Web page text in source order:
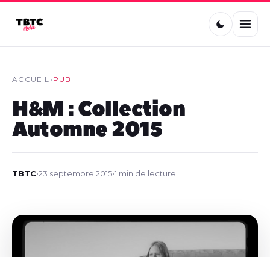
ACCUEIL› PUB
H&M : Collection
Automne 2015
TBTC•23 septembre 2015•1 min de lecture